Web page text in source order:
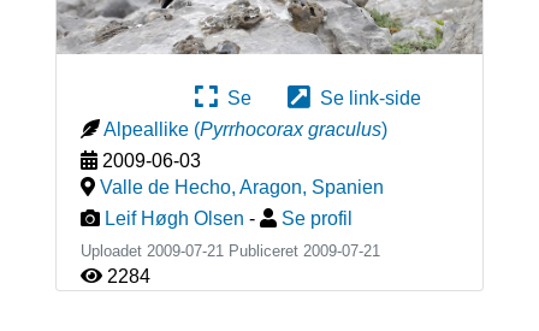
Se
Se link-side
Alpeallike (Pyrrhocorax graculus)
2009-06-03
Valle de Hecho, Aragon, Spanien
Leif Høgh Olsen - Se profil
Uploadet 2009-07-21 Publiceret 2009-07-21
2284